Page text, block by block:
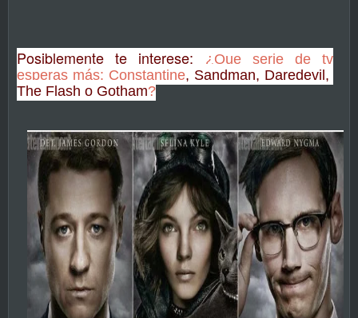
Posiblemente te interese:
¿Que serie de tv
esperas más: Constantine, Sandman, Daredevil,
The Flash o Gotham?